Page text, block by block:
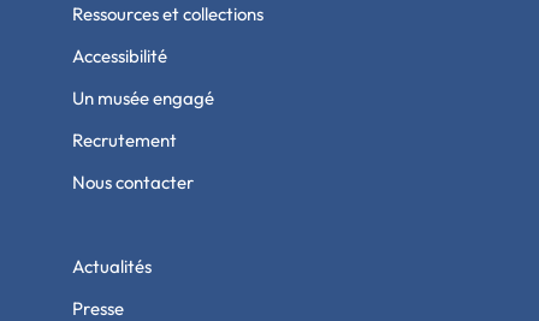
Ressources et collections
Accessibilité
Un musée engagé
Recrutement
Nous contacter
Actualités
Presse